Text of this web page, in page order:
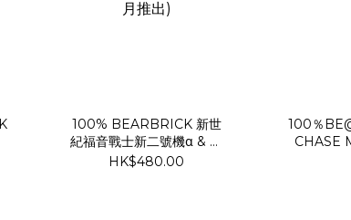
100% BEARBRICK 新世
紀福音戰士新二號機α & 新
世紀福音戰士八號機β 臨時
HK$480.00
100％
CHASE